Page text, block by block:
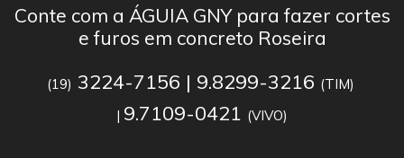
Conte com a ÁGUIA GNY para fazer cortes
e furos em concreto Roseira
(19) 3224-7156 | 9.8299-3216 (TIM)
| 9.7109-0421 (VIVO)